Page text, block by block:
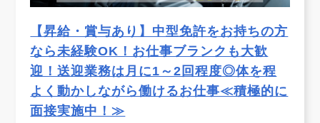
【昇給・賞与あり】中型免許をお持ちの方
なら未経験OK！お仕事ブランクも大歓
迎！送迎業務は月に1～2回程度◎体を程
よく動かしながら働けるお仕事≪積極的に
面接実施中！≫